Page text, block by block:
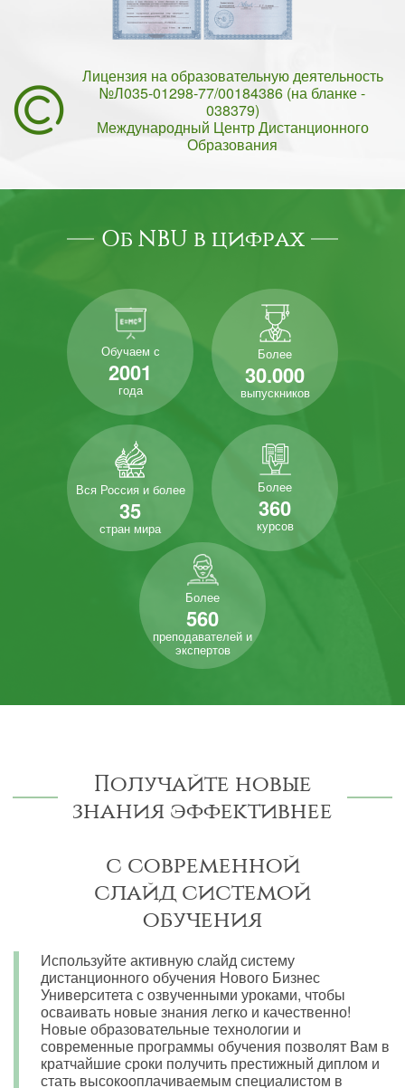
Лицензия на образовательную деятельность
№Л035-01298-77/00184386 (на бланке -
038379)
Международный Центр Дистанционного
Образования
Об NBU в цифрах
Обучаем с
2001
года
Более
30.000
выпускников
Вся Россия и более
35
стран мира
Более
360
курсов
Более
560
преподавателей и
экспертов
Получайте новые
знания эффективнее
с современной
слайд системой
обучения
Используйте активную слайд систему
дистанционного обучения Нового Бизнес
Университета с озвученными уроками, чтобы
осваивать новые знания легко и качественно!
Новые образовательные технологии и
современные программы обучения позволят Вам в
кратчайшие сроки получить престижный диплом и
стать высокооплачиваемым специалистом в